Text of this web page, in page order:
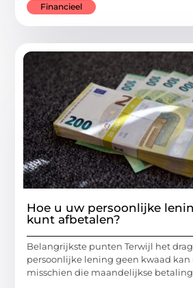
Financieel
Hoe u uw persoonlijke
kunt afbetalen?
Belangrijkste punten Terwijl het
persoonlijke lening geen kwaad kan
misschien die maandelijkse